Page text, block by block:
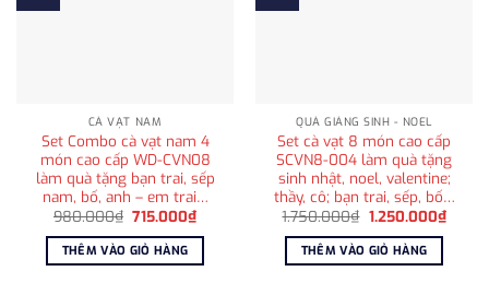
CÀ VẠT NAM
Set Combo cà vạt nam 4
món cao cấp WD-CVN08
làm quà tặng bạn trai, sếp
nam, bố, anh – em trai…
980.000₫ Giá
là:
980.000₫.
715.000₫Giá
hiện
tại
715.000₫.
THÊM VÀO GIỎ HÀNG
QUÀ GIÁNG SINH - NOEL
Set cà vạt 8 món cao cấp
SCVN8-004 làm quà tặng
sinh nhật, noel, valentine;
thầy, cô; bạn trai, sếp, bố…
1.750.000₫ Giá
là:
1.750.000₫.
1.250.000₫Giá
hiện
THÊM VÀO GIỎ HÀNG